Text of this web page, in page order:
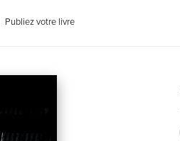
Publiez votre livre